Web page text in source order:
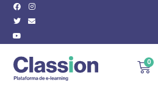
Skip
content
Facebook
Instagram
TwitterEnvelope
Youtube
0